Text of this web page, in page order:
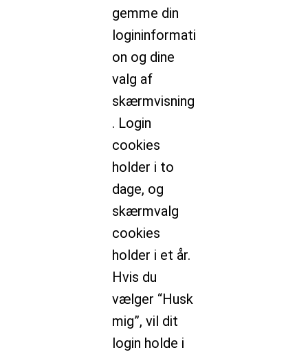
gemme din
logininformati
on og dine
valg af
skærmvisning
. Login
cookies
holder i to
dage, og
skærmvalg
cookies
holder i et år.
Hvis du
vælger “Husk
mig”, vil dit
login holde i